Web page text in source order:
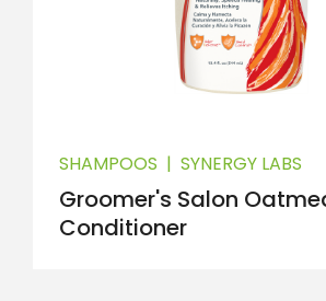
SHAMPOOS | SYNERGY LABS
Groomer's Salon
Conditioner